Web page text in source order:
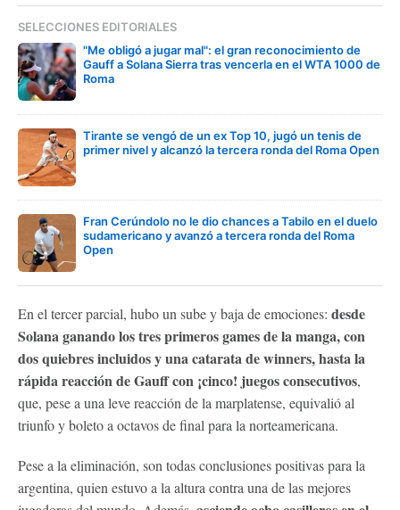
SELECCIONES EDITORIALES
"Me obligó a jugar mal": el gran reconocimiento de
Gauff a Solana Sierra tras vencerla en el WTA 1000 de
Roma
Tirante se vengó de un ex Top 10, jugó un tenis de
primer nivel y alcanzó la tercera ronda del Roma Open
Fran Cerúndolo no le dio chances a Tabilo en el duelo
sudamericano y avanzó a tercera ronda del Roma
Open
En el tercer parcial, hubo un sube y baja de emociones: desde
Solana ganando los tres primeros games de la manga, con
dos quiebres incluidos y una catarata de winners, hasta la
rápida reacción de Gauff con ¡cinco! juegos consecutivos,
que, pese a una leve reacción de la marplatense, equivalió al
triunfo y boleto a octavos de final para la norteamericana.
Pese a la eliminación, son todas conclusiones positivas para la
argentina, quien estuvo a la altura contra una de las mejores